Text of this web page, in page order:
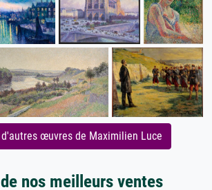
d'autres œuvres de Maximilien Luce
nos meilleurs ventes